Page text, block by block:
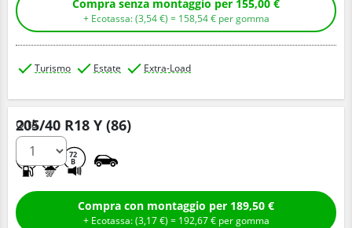
Compra senza montaggio per 155,00 €
+ Ecotassa: (3,54€ ) = 158,54€ per gomma
Turismo Estate Extra-Load
205/40 R18 Y (86)
72
B
Q.tà
Compra con montaggio per 189,50 €
+ Ecotassa: (3,17€ ) = 192,67€ per gomma